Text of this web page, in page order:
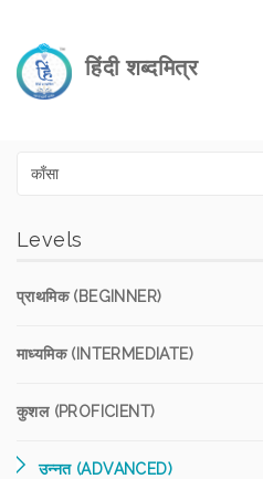
हिंदी शब्दमित्र
Levels
प्राथमिक (BEGINNER)
माध्यमिक (INTERMEDIATE)
कुशल (PROFICIENT)
उन्नत (ADVANCED)